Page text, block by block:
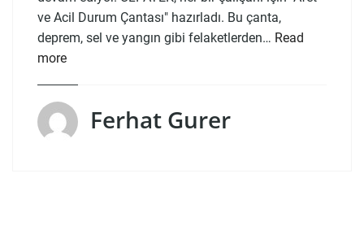
ve Acil Durum Çantası" hazırladı. Bu çanta,
deprem, sel ve yangın gibi felaketlerden… Read
more
Ferhat Gurer